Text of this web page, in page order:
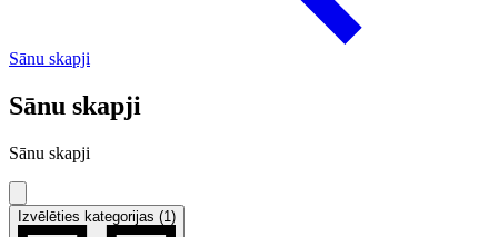
Sānu skapji
Sānu skapji
Sānu skapji
Izvēlēties kategorijas (1)